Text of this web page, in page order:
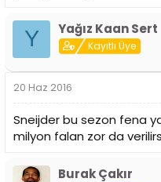
Y Yağız Kaan Sert
Kayıtlı Üye
20 Haz 2016
Sneijder bu sezon fena
milyon falan zor da
Burak Çakır